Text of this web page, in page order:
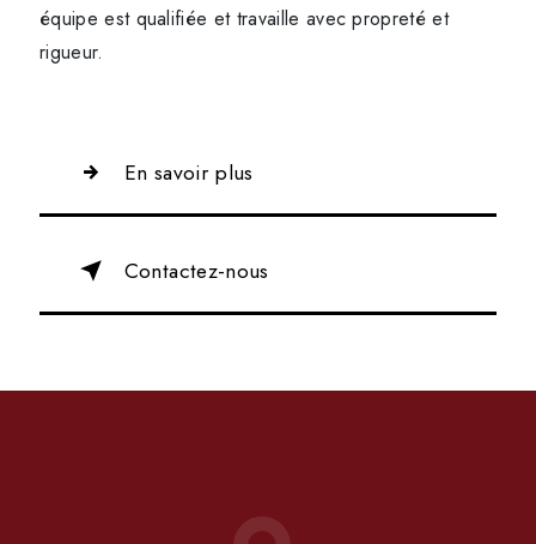
équipe est qualifiée et travaille avec propreté et
rigueur.
En savoir plus
Contactez-nous